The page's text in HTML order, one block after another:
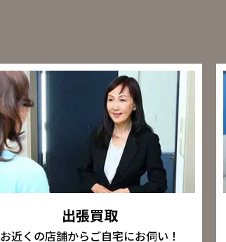
出張買取
お近くの店舗からご自宅にお伺い！